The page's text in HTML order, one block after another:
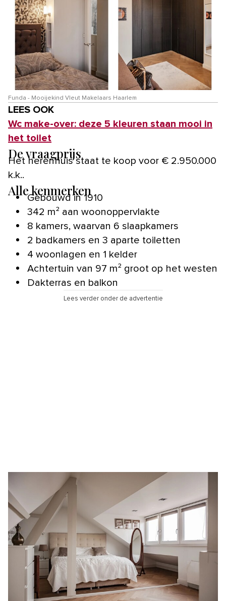
Funda - Mooijekind Vleut Makelaars Haarlem
LEES OOK
Wc make-over: deze 5 kleuren staan mooi in
het toilet
De vraagprijs
Het herenhuis staat te koop voor € 2.950.000
k.k..
Alle kenmerken
Gebouwd in 1910
342 m² aan woonoppervlakte
8 kamers, waarvan 6 slaapkamers
2 badkamers en 3 aparte toiletten
4 woonlagen en 1 kelder
Achtertuin van 97 m² groot op het westen
Dakterras en balkon
Lees verder onder de advertentie